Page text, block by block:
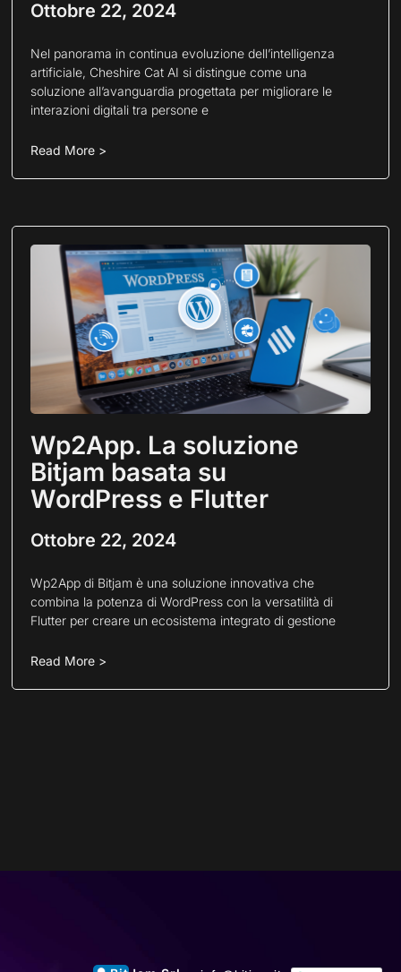
Ottobre 22, 2024
Nel panorama in continua evoluzione dell’intelligenza
artificiale, Cheshire Cat AI si distingue come una
soluzione all’avanguardia progettata per migliorare le
interazioni digitali tra persone e
Read More >
Wp2App. La soluzione
Bitjam basata su
WordPress e Flutter
Ottobre 22, 2024
Wp2App di Bitjam è una soluzione innovativa che
combina la potenza di WordPress con la versatilità di
Flutter per creare un ecosistema integrato di gestione
Read More >